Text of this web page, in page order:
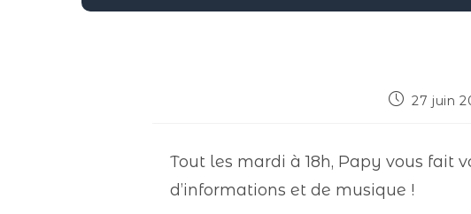
27 juin
Tout les mardi à 18h, Papy vous fait
d’informations et de musique !